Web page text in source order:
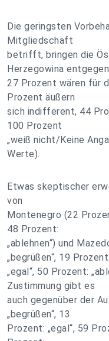
Die geringsten
Mitgliedschaft
betrifft, bringen die
Herzegowina
27 Prozent wären für
Prozent äußern
sich indifferent, 44
100 Prozent
„weiß nicht/Keine
Werte).
Etwas skeptischer
von
Montenegro (22
48 Prozent:
„ablehnen“) und
„begrüßen“, 19 Prozent
„egal“, 50 Prozent:
Zustimmung gibt es
auch gegenüber der
„begrüßen“, 13
Prozent: „egal“, 59